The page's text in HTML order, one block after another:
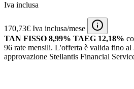
Iva inclusa
170,73€ Iva inclusa/mese
TAN FISSO 8,99% TAEG 12,18%
96 rate mensili. L'offerta è valida fino al
approvazione Stellantis Financial